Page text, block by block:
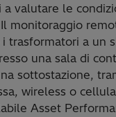
a valutare le
monitoraggio
trasformatori a un
una sala di
sottostazione,
wireless o
Asset